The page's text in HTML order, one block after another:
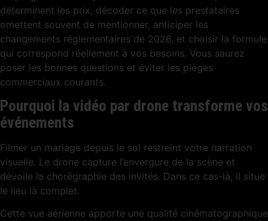
déterminent les prix, décoder ce que les prestataires
omettent souvent de mentionner, anticiper les
changements réglementaires de 2026, et choisir la formule
qui correspond réellement à vos besoins. Vous saurez
poser les bonnes questions et éviter les pièges
commerciaux courants.
Pourquoi la vidéo par drone transforme vos
événements
Filmer un mariage depuis le sol restreint votre narration
visuelle. Le drone capture l’envergure de la scène et
dévoile la chorégraphie des invités. Dans ce cas-là, il situe
le lieu là complet.
Cette vue aérienne apporte une qualité cinématographique